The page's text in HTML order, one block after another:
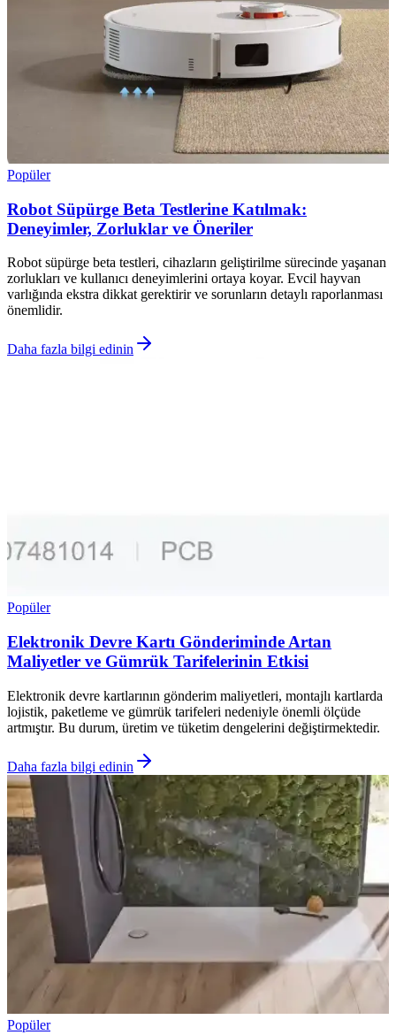
Popüler
Robot Süpürge Beta Testlerine Katılmak:
Deneyimler, Zorluklar ve Öneriler
Robot süpürge beta testleri, cihazların geliştirilme sürecinde yaşanan
zorlukları ve kullanıcı deneyimlerini ortaya koyar. Evcil hayvan
varlığında ekstra dikkat gerektirir ve sorunların detaylı raporlanması
önemlidir.
Daha fazla bilgi edinin
Popüler
Elektronik Devre Kartı Gönderiminde Artan
Maliyetler ve Gümrük Tarifelerinin Etkisi
Elektronik devre kartlarının gönderim maliyetleri, montajlı kartlarda
lojistik, paketleme ve gümrük tarifeleri nedeniyle önemli ölçüde
artmıştır. Bu durum, üretim ve tüketim dengelerini değiştirmektedir.
Daha fazla bilgi edinin
Popüler